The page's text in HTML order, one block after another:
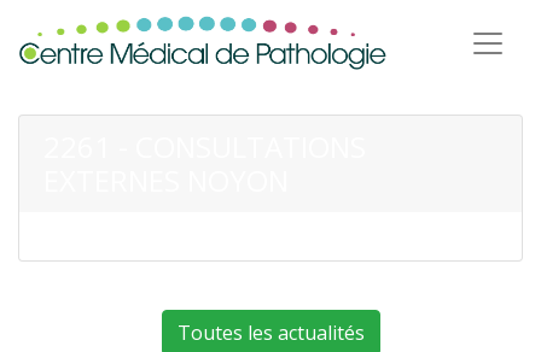
Toutes les actualités